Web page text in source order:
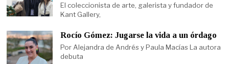
El coleccionista de arte, galerista y fundador de
Kant Gallery,
Rocío Gómez: Jugarse la vida a un órdago
Por Alejandra de Andrés y Paula Macías La autora
debuta